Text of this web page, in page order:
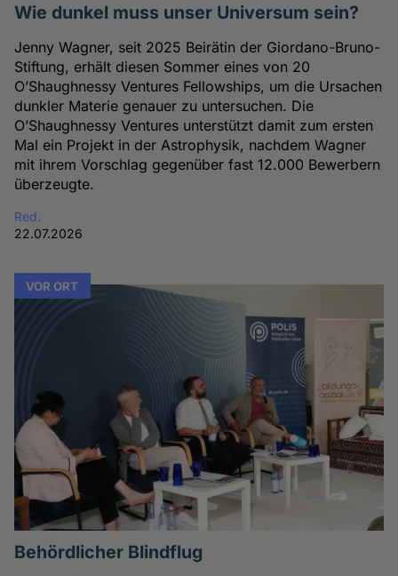
Wie dunkel muss unser Universum sein?
Jenny Wagner, seit 2025 Beirätin der Giordano-Bruno-
Stiftung, erhält diesen Sommer eines von 20
O’Shaughnessy Ventures Fellowships, um die Ursachen
dunkler Materie genauer zu untersuchen. Die
O’Shaughnessy Ventures unterstützt damit zum ersten
Mal ein Projekt in der Astrophysik, nachdem Wagner
mit ihrem Vorschlag gegenüber fast 12.000 Bewerbern
überzeugte.
Red.
22.07.2026
VOR ORT
Behördlicher Blindflug